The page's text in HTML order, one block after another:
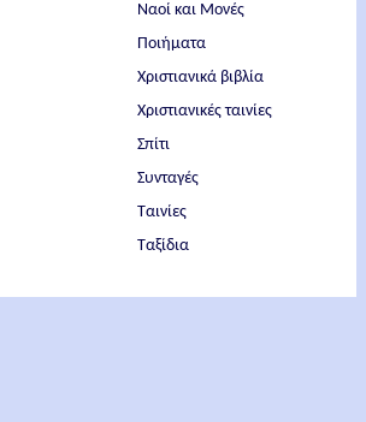
Ναοί και Μονές
Ποιήματα
Χριστιανικά βιβλία
Χριστιανικές ταινίες
Σπίτι
Συνταγές
Ταινίες
Ταξίδια